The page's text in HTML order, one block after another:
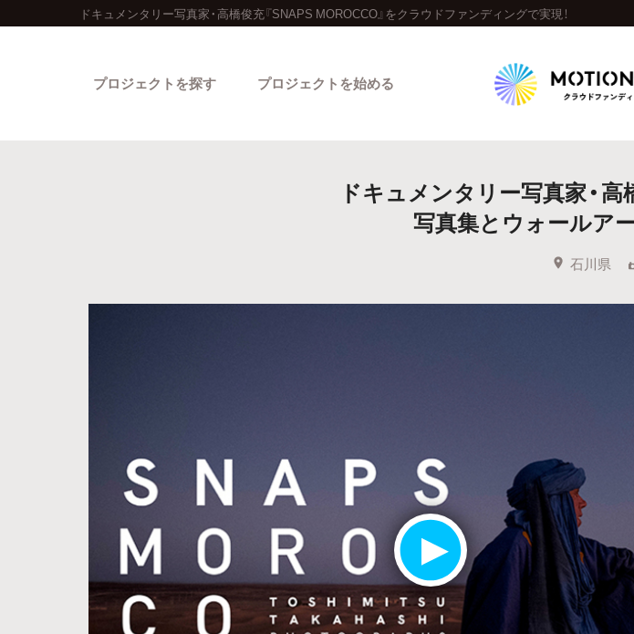
ドキュメンタリー写真家・高橋俊充『SNAPS MOROCCO』をクラウドファンディングで実現！
プロジェクトを探す
人気のプロジェクト 新着プロジ
カテゴリーから探す タグから探す キュレーター
プロジェクトを始める
ドキュメンタリー写真家・
写真集とウォールア
石川県